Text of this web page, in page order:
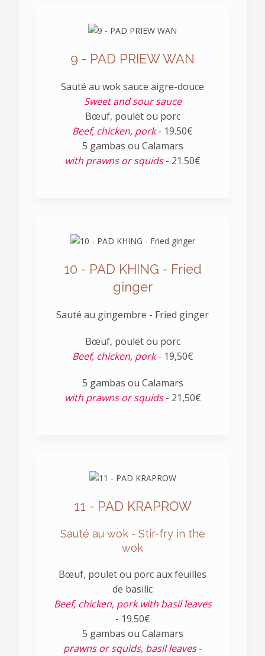
9 - PAD PRIEW WAN
Sauté au wok sauce aigre-douce
Sweet and sour sauce
Bœuf, poulet ou porc
Beef, chicken, pork- 19.50€
5 gambas ou Calamars
with prawns or squids- 21.50€
10 - PAD KHING - Fried
ginger
Sauté au gingembre - Fried ginger
Bœuf, poulet ou porc
Beef, chicken, pork- 19,50€
5 gambas ou Calamars
with prawns or squids- 21,50€
11 - PAD KRAPROW
Sauté au wok - Stir-fry in the
wok
Bœuf, poulet ou porc aux feuilles
de basilic
Beef, chicken, pork with basil leaves
- 19.50€
5 gambas ou Calamars
prawns or squids, basil leaves-